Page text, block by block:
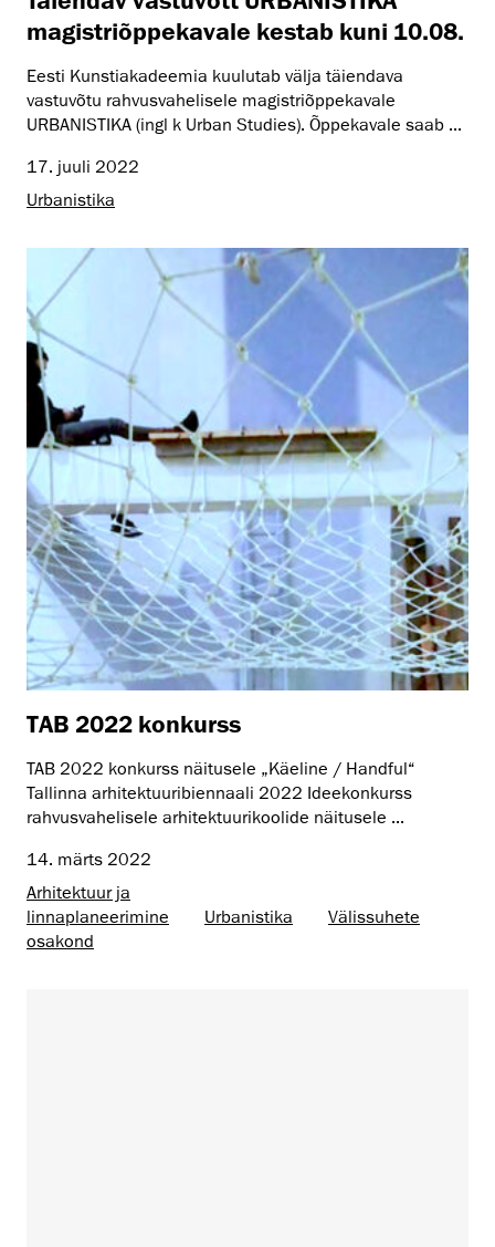
magistriõppekavale kestab kuni 10.08.
Eesti Kunstiakadeemia kuulutab välja täiendava
vastuvõtu rahvusvahelisele magistriõppekavale
URBANISTIKA (ingl k Urban Studies). Õppekavale saab ...
17. juuli 2022
Urbanistika
TAB 2022 konkurss
TAB 2022 konkurss näitusele „Käeline / Handful“
Tallinna arhitektuuribiennaali 2022 Ideekonkurss
rahvusvahelisele arhitektuurikoolide näitusele ...
14. märts 2022
Arhitektuur ja
linnaplaneerimine
Urbanistika
Välissuhete
osakond